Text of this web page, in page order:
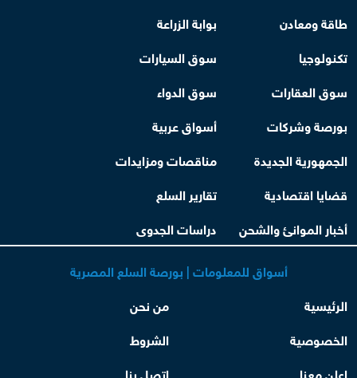
طاقة ومعادن
بوابة الزراعة
تكنولوجيا
سوق السيارات
سوق العقارات
سوق الدواء
بورصة وشركات
أسواق عربية
الجمهورية الجديدة
مناقصات ومزايدات
قضايا اقتصادية
تقارير السلع
أخبار الموانئ والشحن
دراسات الجدوى
أسواق للمعلومات | بورصة السلع المصرية
الرئيسية
من نحن
الخصوصية
الشروط
اعلن معنا
اتصل بنا